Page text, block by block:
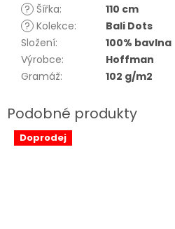
? Šířka:
110 cm
? Kolekce:
Bali Dots
Složení:
100% bavlna
Výrobce:
Hoffman
Gramáž: 102 g/m2
Doprodej